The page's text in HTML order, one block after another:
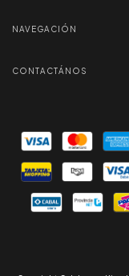
NAVEGACIÓN
CONTACTÁNOS